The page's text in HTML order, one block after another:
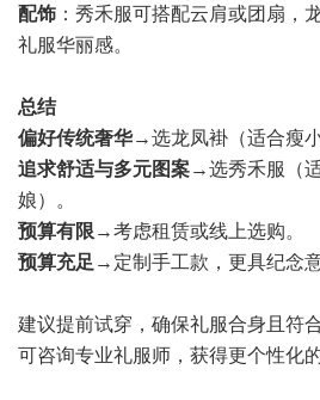
配饰 ：秀禾服可搭配云肩或团扇，
礼服华丽感。
总结
偏好传统奢华→选龙凤褂（适合瘦小
追求舒适与多元图案→选秀禾服（
娘）。
预算有限 →考虑租赁或线上选购。
预算充足 →定制手工款，更具纪念意
建议提前试穿，确保礼服合身且符
可咨询专业礼服师，获得更个性化